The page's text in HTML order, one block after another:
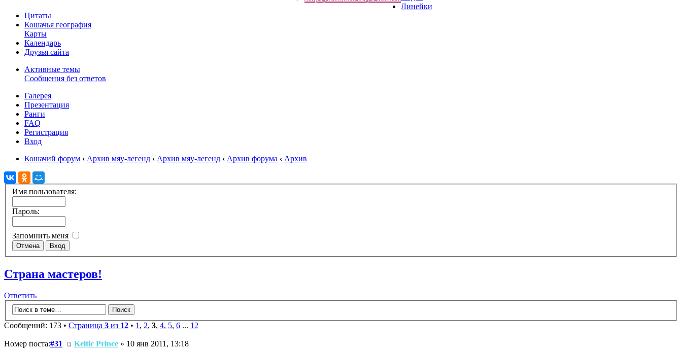
Линейки
Цитаты
Кошачья география
Карты
Календарь
Друзья сайта
Активные темы
Сообщения без ответов
Галерея
Презентация
Ранги
FAQ
Регистрация
Вход
Кошачий форум ‹ Архив мяу-легенд ‹ Архив мяу-легенд ‹ Архив форума ‹ Архив
Имя пользователя:
Пароль:
Запомнить меня
Страна мастеров!
Ответить
Сообщений: 173 • Страница 3 из 12 • 1 , 2, 3, 4, 5, 6 ... 12
Номер поста:#31 Keltic Prince » 10 янв 2011, 13:18